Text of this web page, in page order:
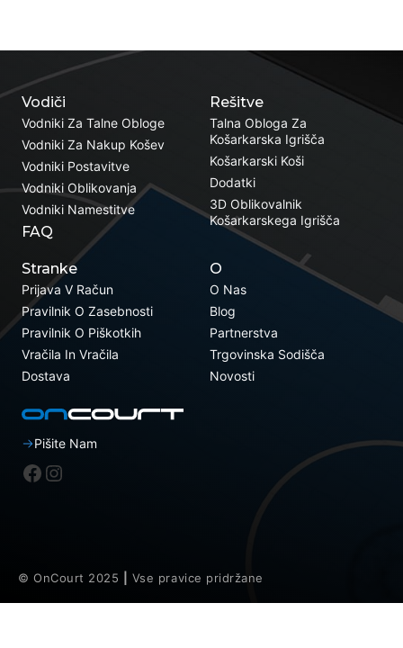
Rešitve
Talna Obloga Za
Košarkarska Igrišča
Košarkarski Koši
Dodatki
3D Oblikovalnik
Košarkarskega Igrišča
Vodiči
Vodniki Za Talne Obloge
Vodniki Za Nakup Košev
Vodniki Postavitve
Vodniki Oblikovanja
Vodniki Namestitve
FAQ
Stranke
Prijava V Račun
Pravilnik O Zasebnosti
Pravilnik O Piškotkih
Vračila In Vračila
Dostava
O
O Nas
Blog
Partnerstva
Trgovinska Sodišča
Novosti
Pišite Nam
Facebook
Instagram
© OnCourt 2025 Vse pravice pridržane